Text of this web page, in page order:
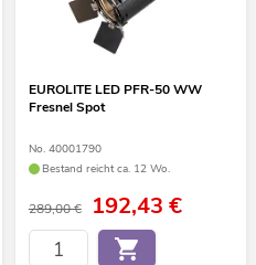
EUROLITE LED PFR-50 WW
Fresnel Spot
No. 40001790
Bestand reicht ca. 12 Wo.
289,00 € 192,43 €